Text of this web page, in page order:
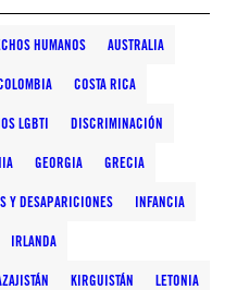
HUMANOS AUSTRALIA
COSTA RICA
LGBTI DISCRIMINACIÓN
GEORGIA GRECIA
Y DESAPARICIONES INFANCIA
IRLANDA
KIRGUISTÁN LETONIA